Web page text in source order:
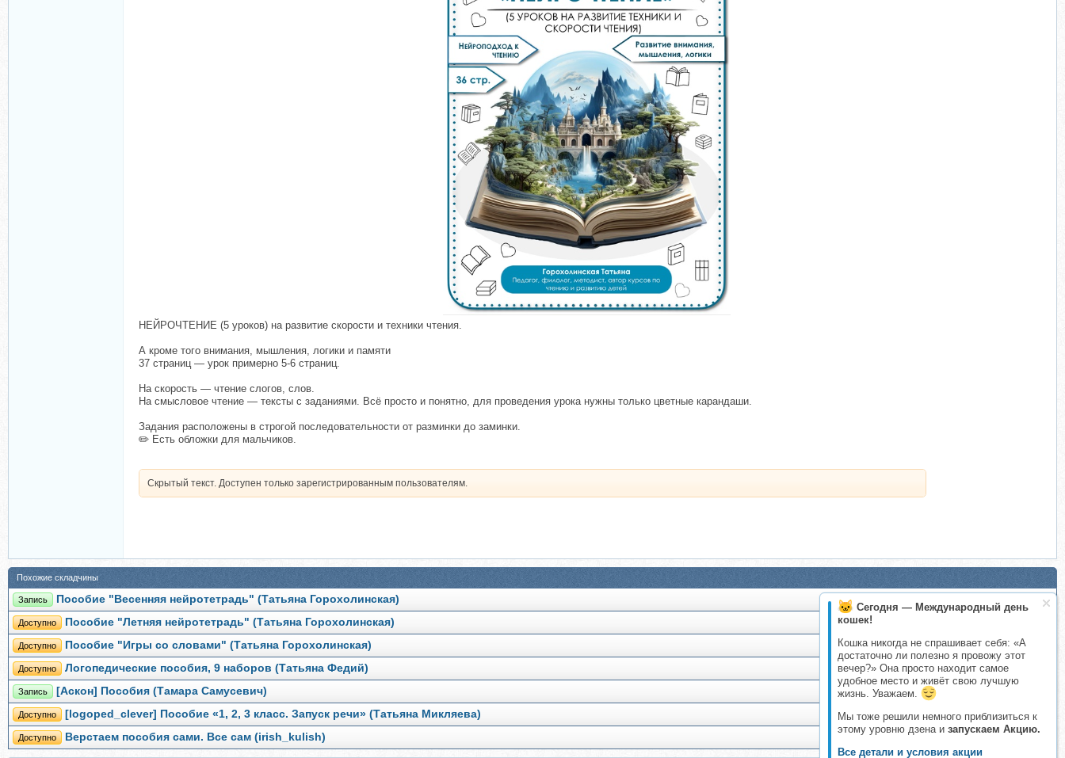
Сегодня — Международный день
кошек!
Кошка никогда не спрашивает себя: «А
достаточно ли полезно я провожу этот
вечер?» Она просто находит самое
удобное место и живёт свою лучшую
жизнь. Уважаем.
Мы тоже решили немного приблизиться к
этому уровню дзена и запускаем Акцию.
Все детали и условия акции
НЕЙРОЧТЕНИЕ (5 уроков) на развитие скорости и техники чтения.
А кроме того внимания, мышления, логики и памяти
37 страниц — урок примерно 5-6 страниц.
На скорость — чтение слогов, слов.
На смысловое чтение — тексты с заданиями. Всё просто и понятно, для проведения урока нужны только цветные карандаши.
Задания расположены в строгой последовательности от разминки до заминки.
✏️ Есть обложки для мальчиков.
Скрытый текст. Доступен только зарегистрированным пользователям.
Похожие складчины
Запись Пособие "Весенняя нейротетрадь" (Татьяна Горохолинская)
Доступно Пособие "Летняя нейротетрадь" (Татьяна Горохолинская)
Доступно Пособие "Игры со словами" (Татьяна Горохолинская)
Доступно Логопедические пособия, 9 наборов (Татьяна Федий)
Запись [Аскон] Пособия (Тамара Самусевич)
Доступно [logoped_clever] Пособие «1, 2, 3 класс. Запуск речи» (Татьяна Микляева)
Доступно Верстаем пособия сами. Все сам (irish_kulish)